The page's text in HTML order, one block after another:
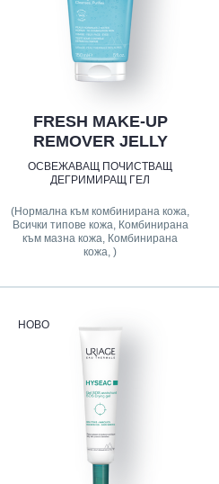
FRESH MAKE-UP
REMOVER JELLY
ОСВЕЖАВАЩ ПОЧИСТВАЩ
ДЕГРИМИРАЩ ГЕЛ
(Нормална към комбинирана кожа,
Всички типове кожа, Комбинирана
към мазна кожа, Комбинирана
кожа, )
НОВО